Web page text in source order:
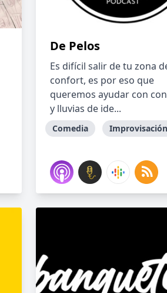
De Pelos
Es difícil salir de tu zona
confort, es por eso que
queremos ayudar con
y lluvias de ide...
Comedia Improvisación